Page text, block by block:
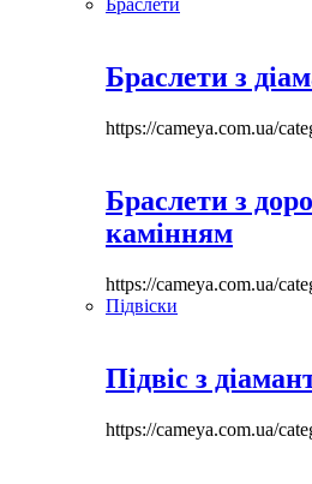
Браслети
Браслети з
https://cameya.com.ua/
Браслети з
камінням
https://cameya.com.ua/
Підвіски
Підвіс з
https://cameya.com.ua/